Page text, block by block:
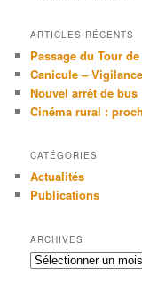
ARTICLES RÉCENTS
Passage du Tour
Canicule –
Nouvel arrêt de
Cinéma rural :
CATÉGORIES
Actualités
Publications
ARCHIVES
Archives